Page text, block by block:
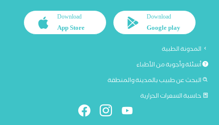
Download
Google play
Download
App Store
المدونة الطبية
أسئلة وأجوبة من الأطباء
البحث عن طبيب بالمدينة والمنطقة
حاسبة السعرات الحرارية